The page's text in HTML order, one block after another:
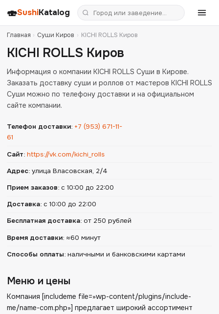
🍣SushiKatalog
Главная › Суши Киров › KICHI ROLLS Киров
KICHI ROLLS Киров
Информация о компании KICHI ROLLS Суши в Кирове.
Заказать доставку суши и роллов от мастеров KICHI ROLLS
Суши можно по телефону доставки и на официальном
сайте компании.
Телефон доставки: +7 (953) 671-11-
61
Сайт: https://vk.com/kichi_rolls
Адрес: улица Власовская, 2/4
Прием заказов: с 10:00 до 22:00
Доставка: с 10:00 до 22:00
Бесплатная доставка: от 250 рублей
Время доставки: ≈60 минут
Способы оплаты: наличными и банковскими картами
Меню и цены
Компания [includeme file=»wp-content/plugins/include-
me/name-com.php»] предлагает широкий ассортимент